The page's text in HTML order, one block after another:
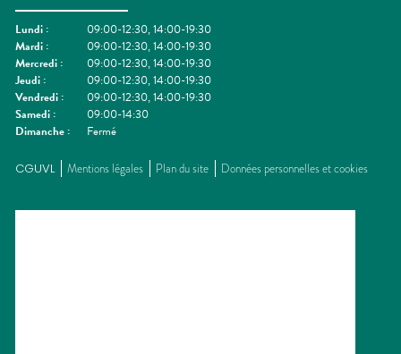
Lundi :
09:00-12:30, 14:00-19:30
Mardi :
09:00-12:30, 14:00-19:30
Mercredi :
09:00-12:30, 14:00-19:30
Jeudi :
09:00-12:30, 14:00-19:30
Vendredi :
09:00-12:30, 14:00-19:30
Samedi :
09:00-14:30
Dimanche : Fermé
CGUVL Mentions légales Plan du site Données personnelles et cookies